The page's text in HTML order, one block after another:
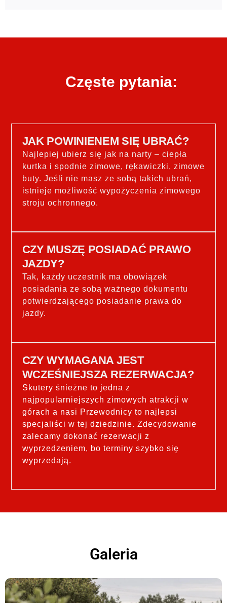
Częste pytania:
JAK POWINIENEM SIĘ UBRAĆ?
Najlepiej ubierz się jak na narty – ciepła
kurtka i spodnie zimowe, rękawiczki, zimowe
buty. Jeśli nie masz ze sobą takich ubrań,
istnieje możliwość wypożyczenia zimowego
stroju ochronnego.
CZY MUSZĘ POSIADAĆ PRAWO
JAZDY?
Tak, każdy uczestnik ma obowiązek
posiadania ze sobą ważnego dokumentu
potwierdzającego posiadanie prawa do
jazdy.
CZY WYMAGANA JEST
WCZEŚNIEJSZA REZERWACJA?
Skutery śnieżne to jedna z
najpopularniejszych zimowych atrakcji w
górach a nasi Przewodnicy to najlepsi
specjaliści w tej dziedzinie. Zdecydowanie
zalecamy dokonać rezerwacji z
wyprzedzeniem, bo terminy szybko się
wyprzedają.
Galeria